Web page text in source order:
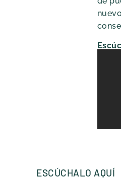
ESCÚCHALO AQUÍ